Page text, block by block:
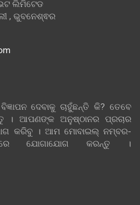
ଲିମିଟେଡ
, ଭୁବନେଶ୍ଵର
ଦେବାକୁ ଚାହୁଁଛନ୍ତି କି? ତେବେ
। ଆପଣଙ୍କ ଅନୁଷ୍ଠାନର ପ୍ରଚାର
କରିବୁ । ଆମ ମୋବାଇଲ୍ ନମ୍ବର-
ଯୋଗାଯୋଗ କରନ୍ତୁ ।